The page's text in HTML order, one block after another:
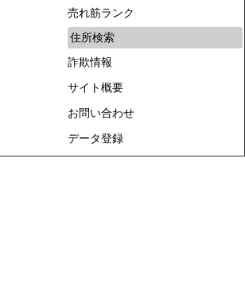
売れ筋ランク
住所検索
詐欺情報
サイト概要
お問い合わせ
データ登録